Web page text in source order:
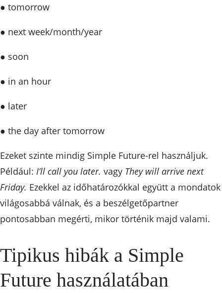
● tomorrow
● next week/month/year
● soon
● in an hour
● later
● the day after tomorrow
Ezeket szinte mindig Simple Future-rel használjuk.
Például: I’ll call you later. vagy They will arrive next
Friday. Ezekkel az időhatározókkal együtt a mondatok
világosabbá válnak, és a beszélgetőpartner
pontosabban megérti, mikor történik majd valami.
Tipikus hibák a Simple
Future használatában